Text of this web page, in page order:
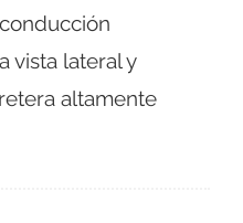
vista lateral y
altamente